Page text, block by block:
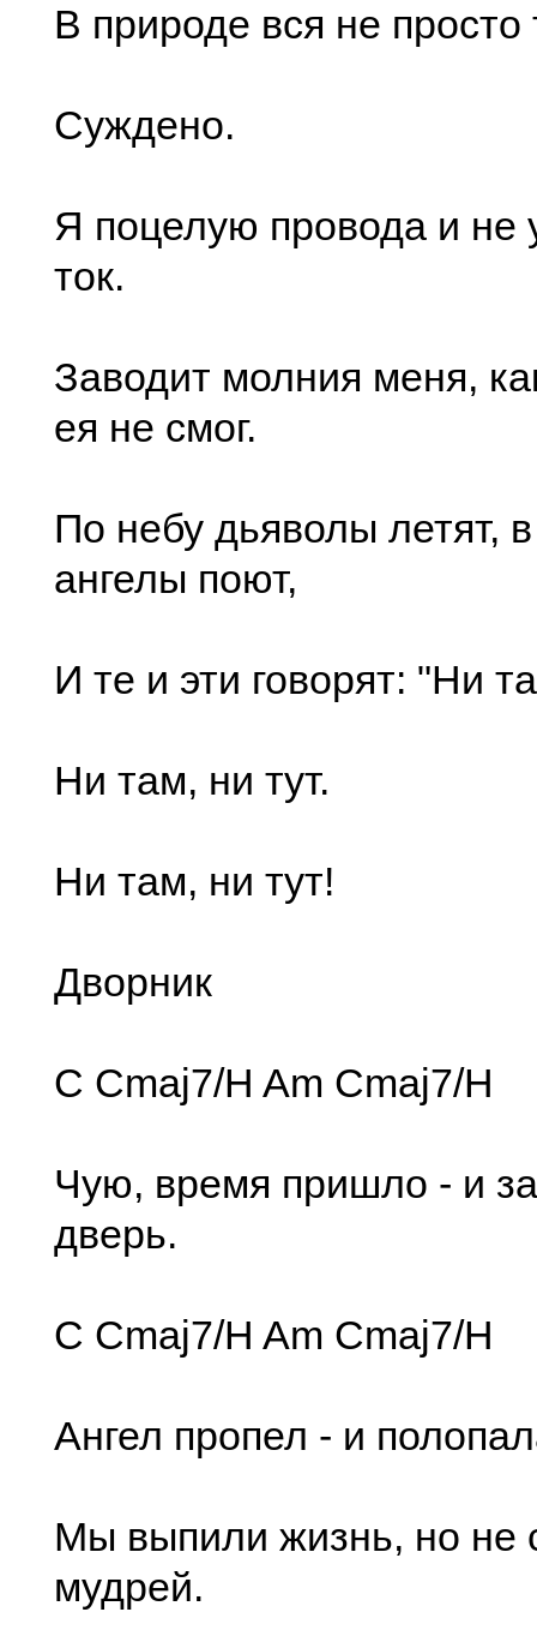
В природе вся не просто
Суждено.
Я поцелую провода и не
ток.
Заводит молния меня,
ея не смог.
По небу дьяволы летят,
ангелы поют,
И те и эти говорят: "Ни
Ни там, ни тут.
Ни там, ни тут!
Дворник
C Cmaj7/H Am Cmaj7/H
Чую, время пришло - и
дверь.
C Cmaj7/H Am Cmaj7/H
Ангел пропел - и
Мы выпили жизнь, но не
мудрей.